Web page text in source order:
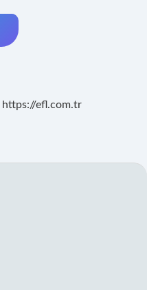
https://efl.com.tr